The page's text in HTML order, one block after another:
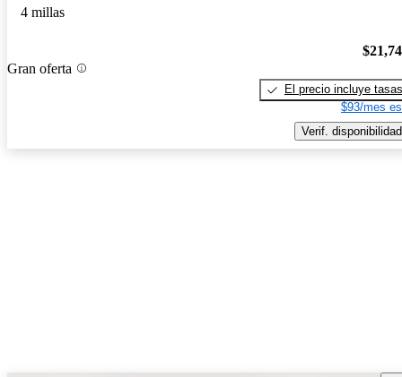
4 millas
Gran oferta
El precio incluye tasas
$93/mes
Verif. disponibilidad